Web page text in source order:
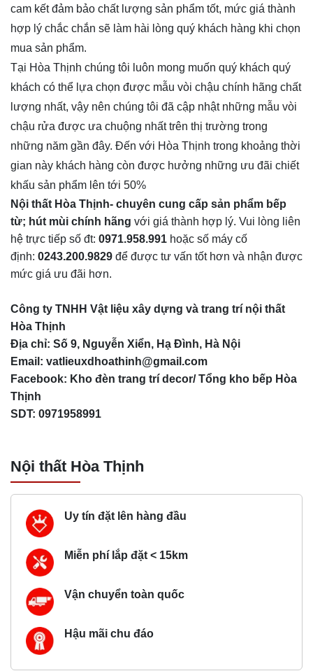
cam kết đảm bảo chất lượng sản phẩm tốt, mức giá thành
hợp lý chắc chắn sẽ làm hài lòng quý khách hàng khi chọn
mua sản phẩm.
Tại Hòa Thịnh chúng tôi luôn mong muốn quý khách quý
khách có thể lựa chọn được mẫu vòi chậu chính hãng chất
lượng nhất, vậy nên chúng tôi đã cập nhật những mẫu vòi
chậu rửa được ưa chuộng nhất trên thị trường trong
những năm gần đây. Đến với Hòa Thịnh trong khoảng thời
gian này khách hàng còn được hưởng những ưu đãi chiết
khấu sản phẩm lên tới 50%
Nội thất Hòa Thịnh- chuyên cung cấp sản phẩm bếp
từ; hút mùi chính hãng với giá thành hợp lý. Vui lòng liên
hệ trực tiếp số đt: 0971.958.991 hoặc số máy cố
định: 0243.200.9829 để được tư vấn tốt hơn và nhận được
mức giá ưu đãi hơn.
Công ty TNHH Vật liệu xây dựng và trang trí nội thất
Hòa Thịnh
Địa chỉ: Số 9, Nguyễn Xiển, Hạ Đình, Hà Nội
Email: vatlieuxdhoathinh@gmail.com
Facebook: Kho đèn trang trí decor/ Tổng kho bếp Hòa
Thịnh
SDT: 0971958991
Nội thất Hòa Thịnh
Uy tín đặt lên hàng đầu
Miễn phí lắp đặt < 15km
Vận chuyển toàn quốc
Hậu mãi chu đáo